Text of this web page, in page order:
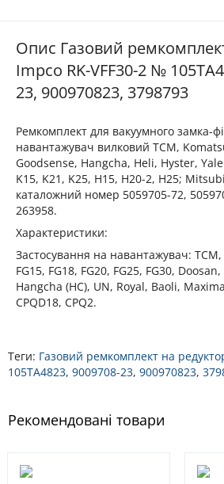
Опис Газовий
Impco RK-VFF30-2 №
23, 900970823, 3798793
Ремкомплект для вакуумного замка-
навантажувач вилковий TCM,
Goodsense, Hangcha, Heli, Hyster,
K15, K21, K25, H15, H20-2, H25;
каталожний номер 5059705-72,
263958.
Характеристики:
Застосування на навантажувач:
FG15, FG18, FG20, FG25, FG30,
Hangcha (HC), UN, Royal, Baoli,
CPQD18, CPQ2.
Теги: Газовий ремкомплект на
105ТА4823, 9009708-23, 900970823,
Рекомендовані товари